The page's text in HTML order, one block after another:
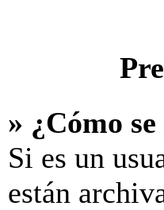
» ¿Cómo
Si es un
están